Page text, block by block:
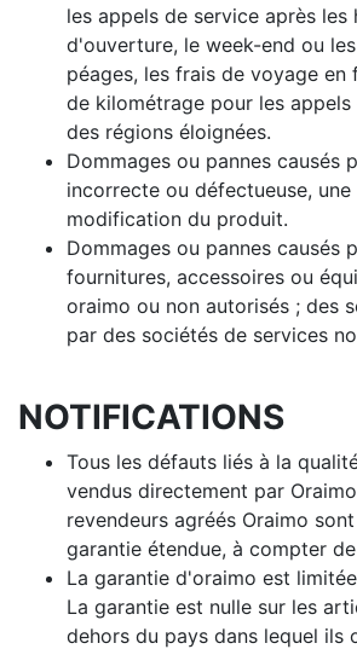
les appels de service après les
d'ouverture, le week-end ou
péages, les frais de voyage en
de kilométrage pour les
des régions éloignées.
Dommages ou pannes causés
incorrecte ou défectueuse,
modification du produit.
Dommages ou pannes causés
fournitures, accessoires ou
oraimo ou non autorisés ; des
par des sociétés de services
NOTIFICATIONS
Tous les défauts liés à la
vendus directement par
revendeurs agréés Oraimo
garantie étendue, à compter
La garantie d'oraimo est
La garantie est nulle sur les
dehors du pays dans lequel ils